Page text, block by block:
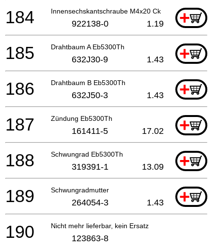
Innensechskantschraube M4x20 Ck +
184 922138-0 1.19
Drahtbaum A Eb5300Th +
185 632J30-9 1.43
Drahtbaum B Eb5300Th +
186 632J50-3 1.43
Zündung Eb5300Th +
187 161411-5 17.02
Schwungrad Eb5300Th +
188 319391-1 13.09
Schwungradmutter +
189 264054-3 1.43
Nicht mehr lieferbar, kein Ersatz
190 123863-8